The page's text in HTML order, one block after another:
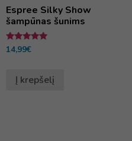
Espree Silky Show
šampūnas šunims
Įvertinimas:
5.00
14,99€
Į krepšelį